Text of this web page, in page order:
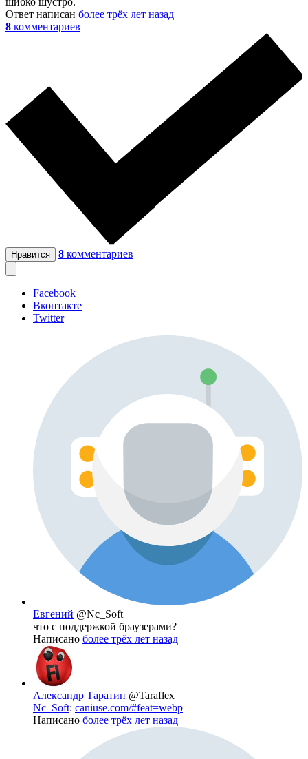
Ответ написан более трёх лет назад
8 комментариев
Нравится 8 комментариев
Facebook
Вконтакте
Twitter
Евгений @Nc_Soft
что с поддержкой браузерами?
Написано более трёх лет назад
Александр Таратин @Taraflex
Nc_Soft: caniuse.com/#feat=webp
Написано более трёх лет назад